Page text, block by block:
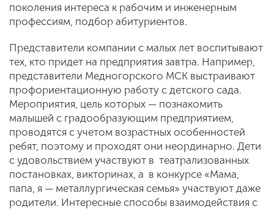
поколения интереса к рабочим и инженерным
профессиям, подбор абитуриентов.
Представители компании с малых лет воспитывают
тех, кто придет на предприятия завтра. Например,
представители Медногорского МСК выстраивают
профориентационную работу с детского сада.
Мероприятия, цель которых — познакомить
малышей с градообразующим предприятием,
проводятся с учетом возрастных особенностей
ребят, поэтому и проходят они неординарно. Дети
с удовольствием участвуют в театрализованных
постановках, викторинах, а в конкурсе «Мама,
папа, я — металлургическая семья» участвуют даже
родители. Интересные способы взаимодействия с